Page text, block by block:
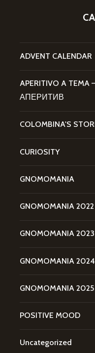
ADVENT CALENDAR
APERITIVO A
АПЕРИТИВ
COLOMBINA'S
CURIOSITY
GNOMOMANIA
GNOMOMANIA 2022
GNOMOMANIA 2023
GNOMOMANIA 2024
GNOMOMANIA 2025
POSITIVE MOOD
Uncategorized